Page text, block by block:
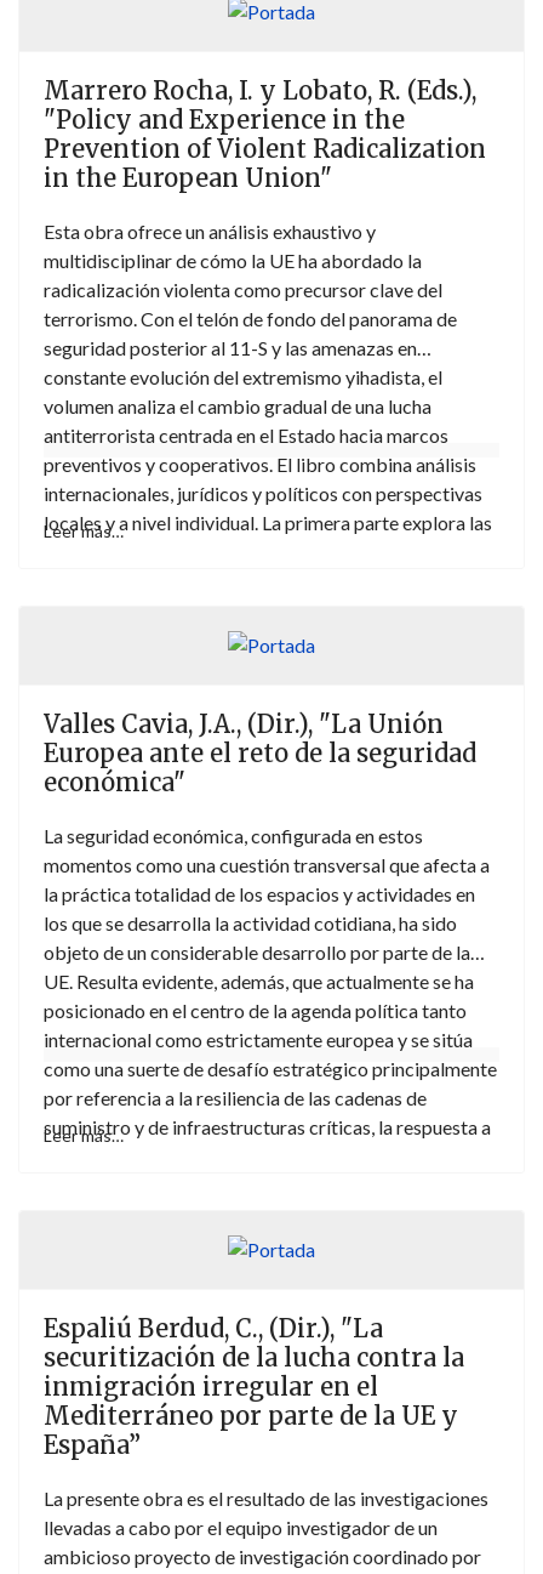
Marrero Rocha, I. y Lobato, R. (Eds.),
"Policy and Experience in the
Prevention of Violent Radicalization
in the European Union"
Esta obra ofrece un análisis exhaustivo y
multidisciplinar de cómo la UE ha abordado la
radicalización violenta como precursor clave del
terrorismo. Con el telón de fondo del panorama de
seguridad posterior al 11-S y las amenazas en
constante evolución del extremismo yihadista, el
volumen analiza el cambio gradual de una lucha
antiterrorista centrada en el Estado hacia marcos
preventivos y cooperativos. El libro combina análisis
internacionales, jurídicos y políticos con perspectivas
locales y a nivel individual. La primera parte explora las
los logros como las limitaciones estructurales. Los
UE para abordar las tendencias emergentes, el
desarrollo de la Unión Europea de Seguridad y los
riesgos de una «securitización» contraproducente a
La segunda parte se centra en las amenazas
emergentes y en las experiencias prácticas de
prevención, haciendo hincapié en las lagunas de las
respuestas existentes. Aborda fenómenos poco
explorados, como la ideología «incel», el activismo
digital de extrema derecha y el terrorismo de autor
único, así como el papel de la salud mental, la educación
y las dinámicas identitarias en los procesos de
radicalización. Los capítulos de esta segunda parte
incluyen estudios empíricos y evaluaciones de
programas extraídos en gran medida de los contextos
Leer más…
Valles Cavia, J.A., (Dir.), "La Unión
Europea ante el reto de la seguridad
económica"
La seguridad económica, configurada en estos
momentos como una cuestión transversal que afecta a
la práctica totalidad de los espacios y actividades en
los que se desarrolla la actividad cotidiana, ha sido
objeto de un considerable desarrollo por parte de la
UE. Resulta evidente, además, que actualmente se ha
posicionado en el centro de la agenda política tanto
internacional como estrictamente europea y se sitúa
como una suerte de desafío estratégico principalmente
por referencia a la resiliencia de las cadenas de
suministro y de infraestructuras críticas, la respuesta a
por último, la necesidad de gestionar
Leer más…
Espaliú Berdud, C., (Dir.), "La
securitización de la lucha contra la
inmigración irregular en el
Mediterráneo por parte de la UE y
España”
La presente obra es el resultado de las investigaciones
llevadas a cabo por el equipo investigador de un
ambicioso proyecto de investigación coordinado por